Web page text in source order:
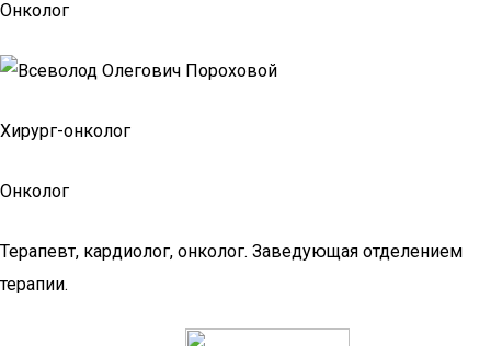
Онколог
Хирург-онколог
Онколог
Терапевт, кардиолог, онколог. Заведующая отделением
терапии.